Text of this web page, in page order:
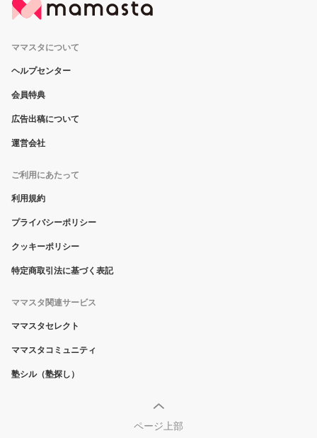
ママスタについて
ヘルプセンター
会員特典
広告出稿について
運営会社
ご利用にあたって
利用規約
プライバシーポリシー
クッキーポリシー
特定商取引法に基づく表記
ママスタ関連サービス
ママスタセレクト
ママスタコミュニティ
塾シル（塾探し）
ページ上部